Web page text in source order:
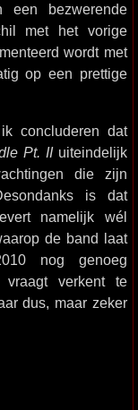
bezwerende
met het vorige
wordt met
op een prettige
concluderen dat
Pt. IIuiteindelijk
die zijn
is dat
namelijk wél
de band laat
nog genoeg
vraagt verkent te
dus, maar zeker